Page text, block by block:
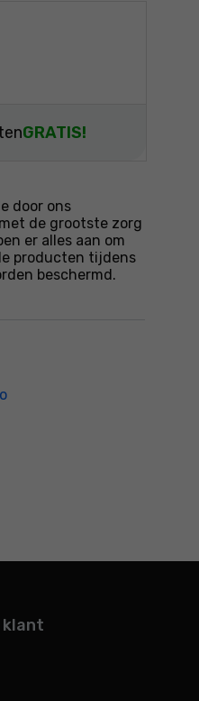
GRATIS!
door ons
de grootste zorg
er alles aan om
producten tijdens
beschermd.
klant